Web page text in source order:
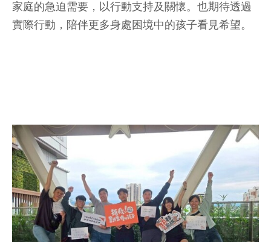
家庭的急迫需要，以行動支持及關懷。也期待透過
實際行動，陪伴更多身處困境中的孩子看見希望。